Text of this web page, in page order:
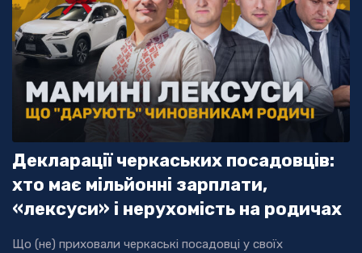
Декларації черкаських посадовців:
хто має мільйонні зарплати,
«лексуси» і нерухомість на родичах
Що (не) приховали черкаські посадовці у своїх